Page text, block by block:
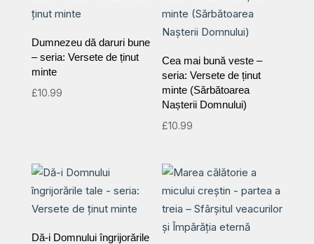
Dumnezeu dă daruri bune
– seria: Versete de ținut
minte
£10.99
Cea mai bună veste –
seria: Versete de ținut
minte (Sărbătoarea
Nașterii Domnului)
£10.99
Dă-i Domnului îngrijorările